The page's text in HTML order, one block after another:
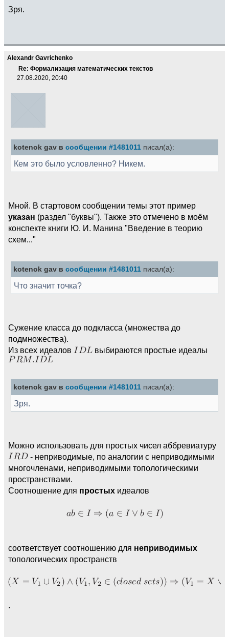
Зря.
Alexandr Gavrichenko
Re: Формализация математических текстов
27.08.2020, 20:40
kotenok gav в сообщении #1481011 писал(а):
Кем это было условленно? Никем.
Мной. В стартовом сообщении темы этот пример
указан (раздел "буквы"). Также это отмечено в моём
конспекте книги Ю. И. Манина "Введение в теорию
схем..."
kotenok gav в сообщении #1481011 писал(а):
Что значит точка?
Сужение класса до подкласса (множества до
подмножества).
Из всех идеалов
выбираются простые идеалы
kotenok gav в сообщении #1481011 писал(а):
Зря.
Можно использовать для простых чисел аббревиатуру
- неприводимые, по аналогии с неприводимыми
многочленами, неприводимыми топологическими
пространствами.
Соотношение для простых идеалов
соответствует соотношению для неприводимых
топологических пространств